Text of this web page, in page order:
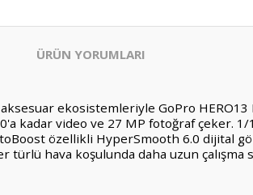
ÜRÜN YORUMLARI
ekosistemleriyle GoPro
kadar video ve 27 MP fotoğraf çeker.
özellikli HyperSmooth 6.0 dijital
türlü hava koşulunda daha uzun